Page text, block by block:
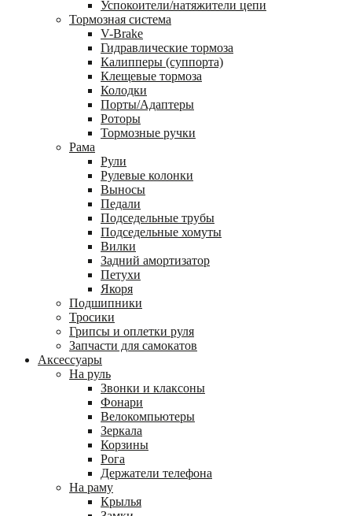
Успокоители/натяжители цепи
Тормозная система
V-Brake
Гидравлические тормоза
Калипперы (суппорта)
Клещевые тормоза
Колодки
Порты/Адаптеры
Роторы
Тормозные ручки
Рама
Рули
Рулевые колонки
Выносы
Педали
Подседельные трубы
Подседельные хомуты
Вилки
Задний амортизатор
Петухи
Якоря
Подшипники
Тросики
Грипсы и оплетки руля
Запчасти для самокатов
Аксессуары
На руль
Звонки и клаксоны
Фонари
Велокомпьютеры
Зеркала
Корзины
Рога
Держатели телефона
На раму
Крылья